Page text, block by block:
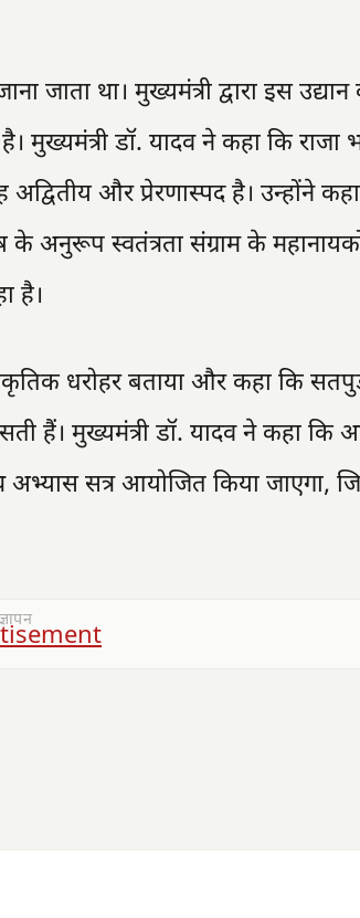
था। मुख्यमंत्री द्वारा इस उद्यान
मुख्यमंत्री डॉ. यादव ने कहा कि
और प्रेरणास्पद है। उन्होंने
के अनुरूप स्वतंत्रता संग्राम के
है।
धरोहर बताया और कहा कि
हैं। मुख्यमंत्री डॉ. यादव ने कहा कि
सत्र आयोजित किया जाएगा,